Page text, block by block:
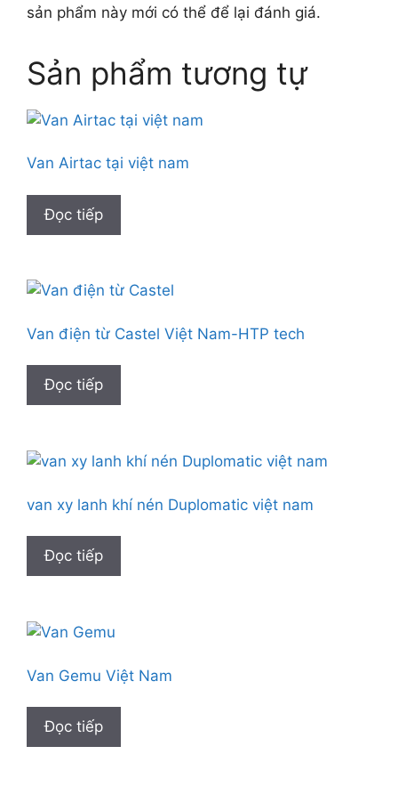
sản phẩm này mới có thể để lại đánh giá.
Sản phẩm tương tự
Van Airtac tại việt nam
Đọc tiếp
Van điện từ Castel Việt Nam-HTP tech
Đọc tiếp
van xy lanh khí nén Duplomatic việt nam
Đọc tiếp
Van Gemu Việt Nam
Đọc tiếp